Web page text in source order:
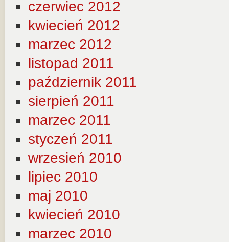
czerwiec 2012
kwiecień 2012
marzec 2012
listopad 2011
październik 2011
sierpień 2011
marzec 2011
styczeń 2011
wrzesień 2010
lipiec 2010
maj 2010
kwiecień 2010
marzec 2010